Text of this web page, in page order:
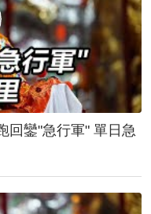
"急行軍" 單日急